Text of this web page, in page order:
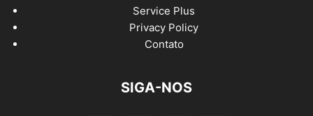
Service Plus
Privacy Policy
Contato
SIGA-NOS